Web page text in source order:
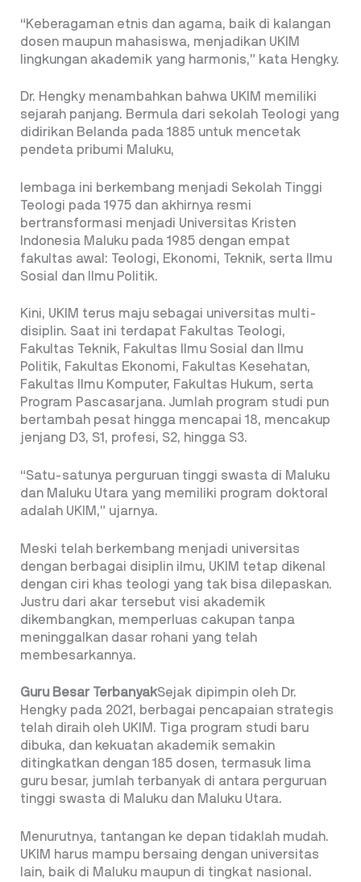
“Keberagaman etnis dan agama, baik di kalangan
dosen maupun mahasiswa, menjadikan UKIM
lingkungan akademik yang harmonis,” kata Hengky.
Dr. Hengky menambahkan bahwa UKIM memiliki
sejarah panjang. Bermula dari sekolah Teologi yang
didirikan Belanda pada 1885 untuk mencetak
pendeta pribumi Maluku,
lembaga ini berkembang menjadi Sekolah Tinggi
Teologi pada 1975 dan akhirnya resmi
bertransformasi menjadi Universitas Kristen
Indonesia Maluku pada 1985 dengan empat
fakultas awal: Teologi, Ekonomi, Teknik, serta Ilmu
Sosial dan Ilmu Politik.
Kini, UKIM terus maju sebagai universitas multi-
disiplin. Saat ini terdapat Fakultas Teologi,
Fakultas Teknik, Fakultas Ilmu Sosial dan Ilmu
Politik, Fakultas Ekonomi, Fakultas Kesehatan,
Fakultas Ilmu Komputer, Fakultas Hukum, serta
Program Pascasarjana. Jumlah program studi pun
bertambah pesat hingga mencapai 18, mencakup
jenjang D3, S1, profesi, S2, hingga S3.
“Satu-satunya perguruan tinggi swasta di Maluku
dan Maluku Utara yang memiliki program doktoral
adalah UKIM,” ujarnya.
Meski telah berkembang menjadi universitas
dengan berbagai disiplin ilmu, UKIM tetap dikenal
dengan ciri khas teologi yang tak bisa dilepaskan.
Justru dari akar tersebut visi akademik
dikembangkan, memperluas cakupan tanpa
meninggalkan dasar rohani yang telah
membesarkannya.
Guru Besar TerbanyakSejak dipimpin oleh Dr.
Hengky pada 2021, berbagai pencapaian strategis
telah diraih oleh UKIM. Tiga program studi baru
dibuka, dan kekuatan akademik semakin
ditingkatkan dengan 185 dosen, termasuk lima
guru besar, jumlah terbanyak di antara perguruan
tinggi swasta di Maluku dan Maluku Utara.
Menurutnya, tantangan ke depan tidaklah mudah.
UKIM harus mampu bersaing dengan universitas
lain, baik di Maluku maupun di tingkat nasional.